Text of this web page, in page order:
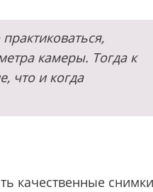
камеры. Тогда к
что и когда
качественные